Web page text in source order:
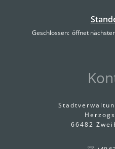
Klicken, um weitere
Geschlossen: öffnet
66482